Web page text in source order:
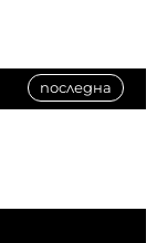
последна